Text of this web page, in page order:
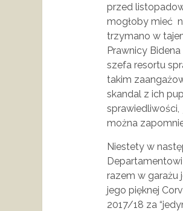
przed
mogłoby mieć
trzymano w
Prawnicy
szefa resortu
takim
skandal z ich
sprawiedliwości,
można
Niestety w
razem w garażu
jego pięknej
2017/18 za